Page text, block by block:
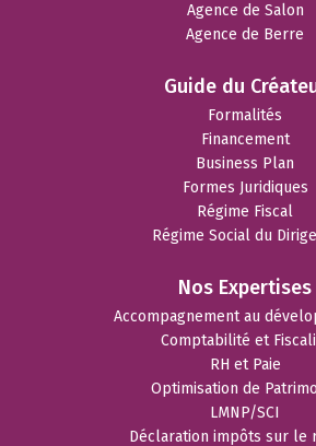
Agence de Salon
Agence de Berre
Guide du
Formalités
Financement
Business Plan
Formes Juridiques
Régime Fiscal
Régime Social du
Nos Expertises
Accompagnement au
Comptabilité et
RH et Paie
Optimisation de
LMNP/SCI
Déclaration impôts sur le